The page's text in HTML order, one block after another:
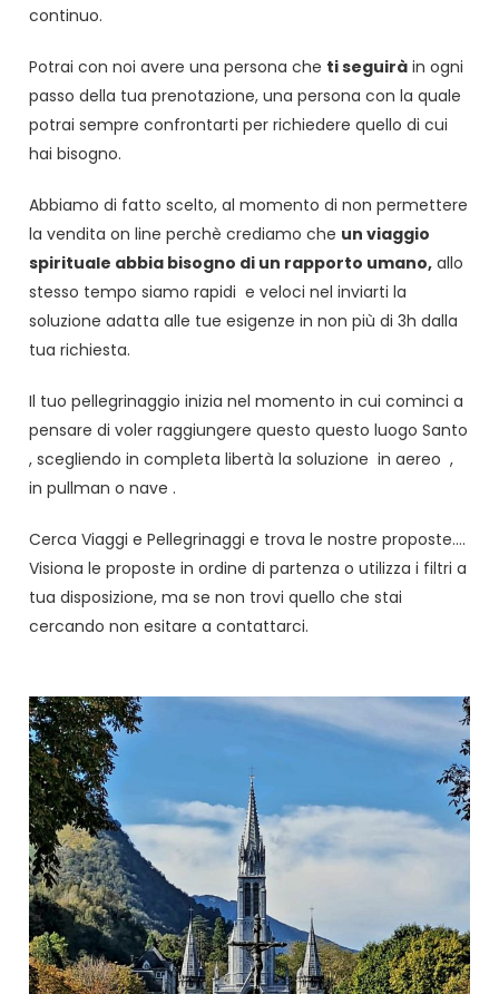
continuo.
Potrai con noi avere una persona che ti seguirà in ogni
passo della tua prenotazione, una persona con la quale
potrai sempre confrontarti per richiedere quello di cui
hai bisogno.
Abbiamo di fatto scelto, al momento di non permettere
la vendita on line perchè crediamo che un viaggio
spirituale abbia bisogno di un rapporto umano, allo
stesso tempo siamo rapidi e veloci nel inviarti la
soluzione adatta alle tue esigenze in non più di 3h dalla
tua richiesta.
Il tuo pellegrinaggio inizia nel momento in cui cominci a
pensare di voler raggiungere questo questo luogo Santo
, scegliendo in completa libertà la soluzione in aereo ,
in pullman o nave .
Cerca Viaggi e Pellegrinaggi e trova le nostre proposte….
Visiona le proposte in ordine di partenza o utilizza i filtri a
tua disposizione, ma se non trovi quello che stai
cercando non esitare a contattarci.